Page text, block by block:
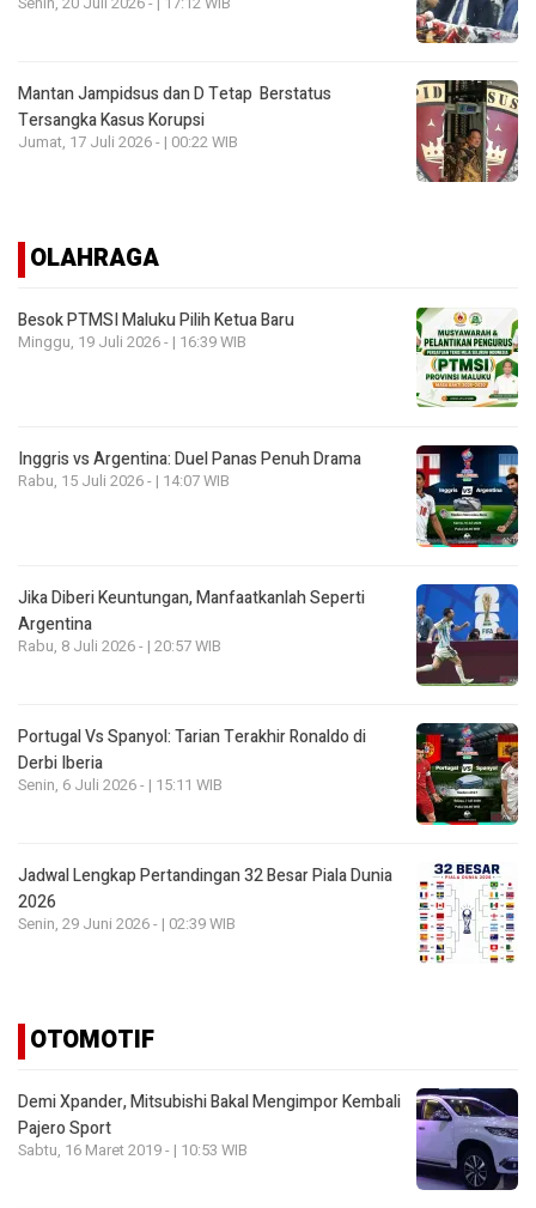
Mantan Jampidsus dan D Tetap Berstatus
Tersangka Kasus Korupsi
Jumat, 17 Juli 2026 - | 00:22 WIB
OLAHRAGA
Besok PTMSI Maluku Pilih Ketua Baru
Minggu, 19 Juli 2026 - | 16:39 WIB
Inggris vs Argentina: Duel Panas Penuh Drama
Rabu, 15 Juli 2026 - | 14:07 WIB
Jika Diberi Keuntungan, Manfaatkanlah Seperti
Argentina
Rabu, 8 Juli 2026 - | 20:57 WIB
Portugal Vs Spanyol: Tarian Terakhir Ronaldo di
Derbi Iberia
Senin, 6 Juli 2026 - | 15:11 WIB
Jadwal Lengkap Pertandingan 32 Besar Piala Dunia
2026
Senin, 29 Juni 2026 - | 02:39 WIB
OTOMOTIF
Demi Xpander, Mitsubishi Bakal Mengimpor Kembali
Pajero Sport
Sabtu, 16 Maret 2019 - | 10:53 WIB